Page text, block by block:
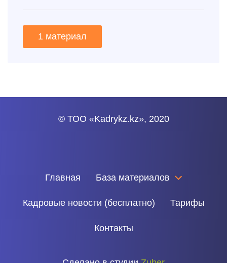
1 материал
© ТОО «Kadrykz.kz», 2020
Главная База материалов
Кадровые новости (бесплатно) Тарифы
Контакты